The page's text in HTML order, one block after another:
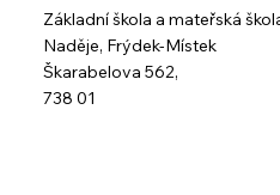
Adresa
Základní škola a mateřská škola